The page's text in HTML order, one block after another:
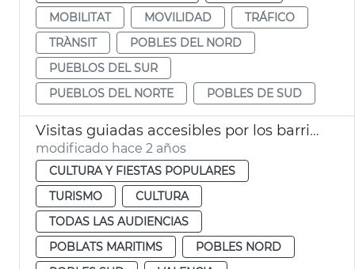
MOBILITAT
MOVILIDAD
TRÁFICO
TRÀNSIT
POBLES DEL NORD
PUEBLOS DEL SUR
PUEBLOS DEL NORTE
POBLES DE SUD
Visitas guiadas accesibles por los barrios de la ciudad
modificado hace 2 años
CULTURA Y FIESTAS POPULARES
TURISMO
CULTURA
TODAS LAS AUDIENCIAS
POBLATS MARITIMS
POBLES NORD